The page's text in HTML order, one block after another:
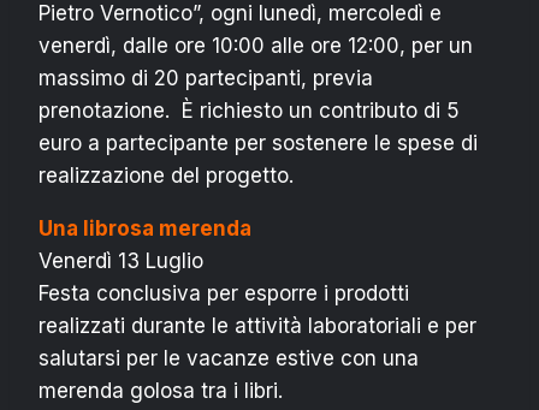
Pietro Vernotico”, ogni lunedì, mercoledì e
venerdì, dalle ore 10:00 alle ore 12:00, per un
massimo di 20 partecipanti, previa
prenotazione. È richiesto un contributo di 5
euro a partecipante per sostenere le spese di
realizzazione del progetto.
Una librosa merenda
Venerdì 13 Luglio
Festa conclusiva per esporre i prodotti
realizzati durante le attività laboratoriali e per
salutarsi per le vacanze estive con una
merenda golosa tra i libri.